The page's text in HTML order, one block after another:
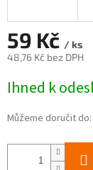
59 Kč / ks
48,76 Kč bez DPH
cena:
Ihned k
Můžeme doručit do: